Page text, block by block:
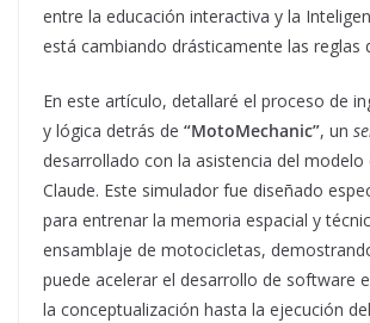
entre la educación interactiva y la
está cambiando drásticamente las reglas
En este artículo, detallaré el proceso de
y lógica detrás de “MotoMechanic”, un
desarrollado con la asistencia del modelo
Claude. Este simulador fue diseñado
para entrenar la memoria espacial y
ensamblaje de motocicletas,
puede acelerar el desarrollo de software
la conceptualización hasta la ejecución